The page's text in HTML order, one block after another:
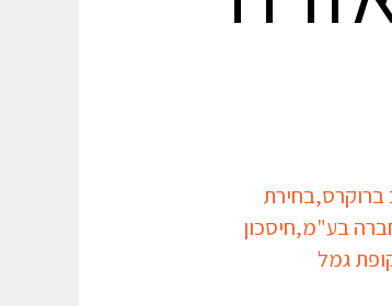
ברוקרס,בחירת
בע"מ,חיסכון
גמל